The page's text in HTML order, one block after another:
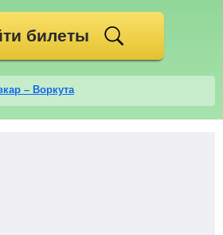
билеты
– Воркута